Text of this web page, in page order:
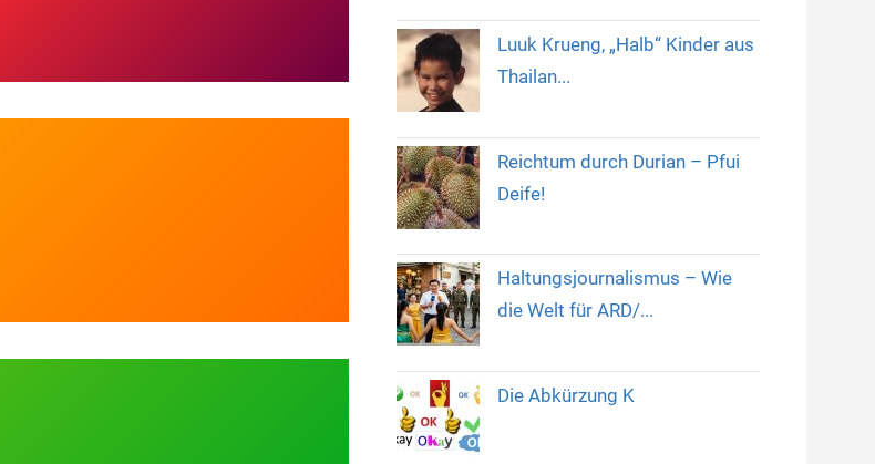
Luuk Krueng, „Halb“ Kinder aus
Thailan...
Reichtum durch Durian – Pfui
Deife!
Haltungsjournalismus – Wie
die Welt für ARD/...
Die Abkürzung K